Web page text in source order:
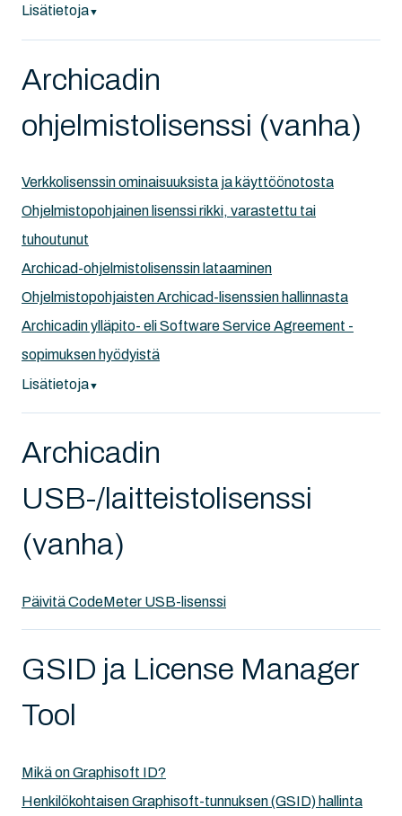
Lisätietoja▼
Archicadin
ohjelmistolisenssi (vanha)
Verkkolisenssin ominaisuuksista ja käyttöönotosta
Ohjelmistopohjainen lisenssi rikki, varastettu tai
tuhoutunut
Archicad-ohjelmistolisenssin lataaminen
Ohjelmistopohjaisten Archicad-lisenssien hallinnasta
Archicadin ylläpito- eli Software Service Agreement -
sopimuksen hyödyistä
Lisätietoja▼
Archicadin
USB-/laitteistolisenssi
(vanha)
Päivitä CodeMeter USB-lisenssi
GSID ja License Manager
Tool
Mikä on Graphisoft ID?
Henkilökohtaisen Graphisoft-tunnuksen (GSID) hallinta